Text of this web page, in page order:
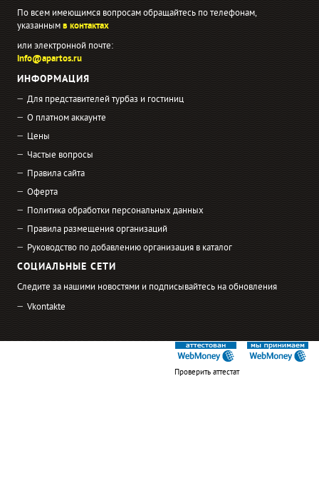
По всем имеющимся вопросам обращайтесь по телефонам,
указаннымв контактах
или электронной почте:
info@apartos.ru
ИНФОРМАЦИЯ
Для представителей турбаз и гостиниц
О платном аккаунте
Цены
Частые вопросы
Правила сайта
Оферта
Политика обработки персональных данных
Правила размещения организаций
Руководство по добавлению организация в каталог
СОЦИАЛЬНЫЕ СЕТИ
Следите за нашими новостями и подписывайтесь на обновления
Vkontakte
Проверить аттестат